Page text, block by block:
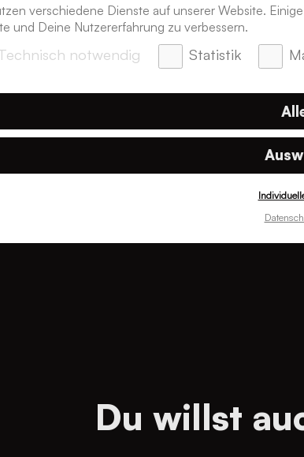
verschiedene Dienste auf unserer Website.
und Deine Nutzererfahrung zu verbessern.
notwendig Statistik
Teamleiterin.
Du willst